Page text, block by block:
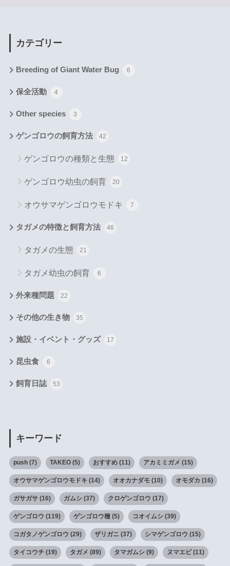
カテゴリー
Breeding of Giant Water Bug 6
保全活動 4
Other species 3
ゲンゴロウの飼育方法 42
ゲンゴロウの種類と生態 12
ゲンゴロウ幼虫の飼育 20
オウサマゲンゴロウモドキ 7
タガメの特徴と飼育方法 46
タガメの生態 21
タガメ幼虫の飼育 6
外来種問題 22
その他の生き物 35
施設・イベント・グッズ 17
昆虫食 6
飼育日誌 53
キーワード
push(7) TAKEO(5) おすすめ(11) アカミミガメ (15)
オウサマゲンゴロウモドキ (14) オオカナダモ(10) オモダカ (16)
ガサガサ(16) ガムシ(37) クロゲンゴロウ (17)
ゲンゴロウ (119) ゲンゴロウ種(5) コオイムシ(39)
コガタノゲンゴロウ (29) ザリガニ(37) シマゲンゴロウ (15)
タイコウチ(19) タガメ (89) タマガムシ(9) ヌマエビ(11)